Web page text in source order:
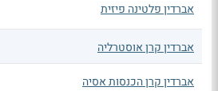
אברדין פלטינה פיזית
אברדין קרן אוסטרליה
אברדין קרן הכנסות אסיה